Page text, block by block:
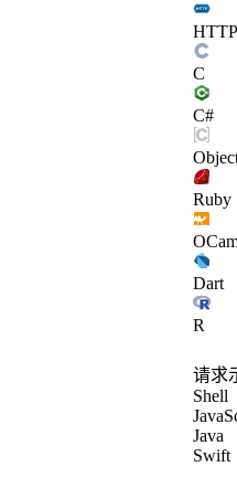
HTTP
C
C#
Ruby
Dart
R
请求
Shell
Java
Swift